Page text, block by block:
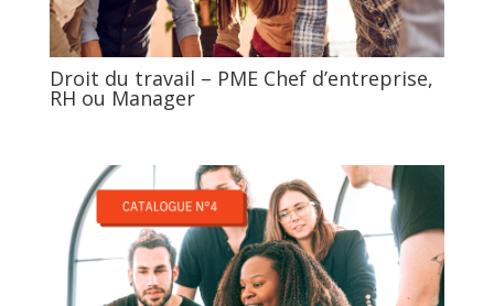
Droit du travail – PME Chef d’entreprise,
RH ou Manager